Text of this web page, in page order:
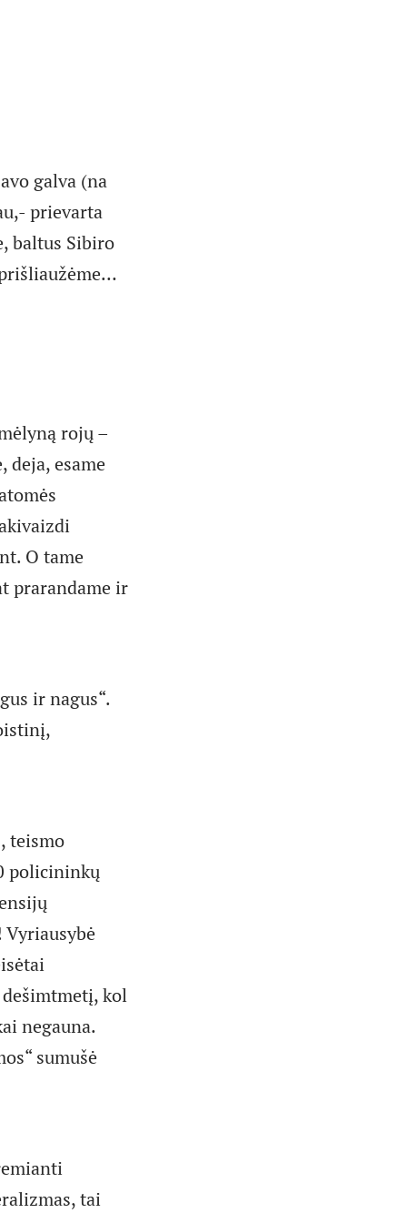
galva (na
prievarta
baltus Sibiro
rojų –
esame
O tame
prarandame ir
ir nagus“.
teismo
policininkų
kol
negauna.
sumušė
tai